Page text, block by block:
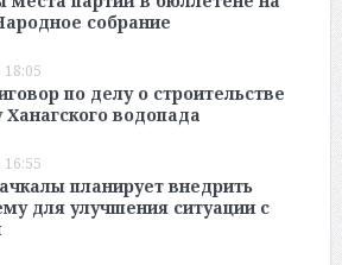
собрание
18:05
по делу о строительстве
Ханагского водопада
16:55
планирует внедрить
для улучшения ситуации с